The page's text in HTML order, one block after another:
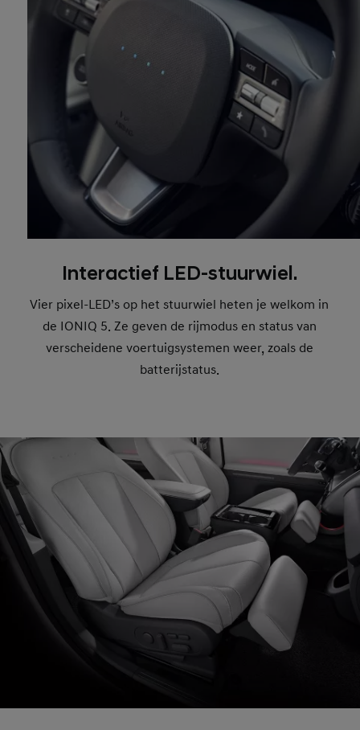
Interactief LED-stuurwiel.
Vier pixel-LED’s op het stuurwiel heten je welkom in
de IONIQ 5. Ze geven de rijmodus en status van
verscheidene voertuigsystemen weer, zoals de
batterijstatus.